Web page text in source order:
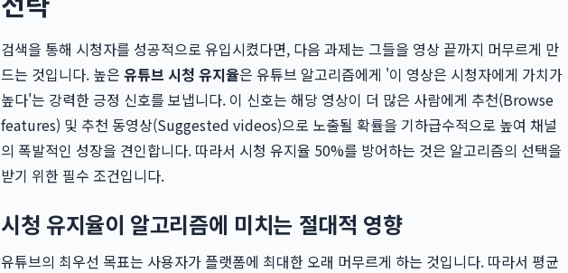
검색을 통해 시청자를 성공적으로 유입시켰다면, 다음 과제는 그들을 영상 끝까지 머무르게 만
드는 것입니다. 높은 유튜브 시청 유지율은 유튜브 알고리즘에게 '이 영상은 시청자에게 가치가
높다'는 강력한 긍정 신호를 보냅니다. 이 신호는 해당 영상이 더 많은 사람에게 추천(Browse
features) 및 추천 동영상(Suggested videos)으로 노출될 확률을 기하급수적으로 높여 채널
의 폭발적인 성장을 견인합니다. 따라서 시청 유지율 50%를 방어하는 것은 알고리즘의 선택을
받기 위한 필수 조건입니다.
시청 유지율이 알고리즘에 미치는 절대적 영향
유튜브의 최우선 목표는 사용자가 플랫폼에 최대한 오래 머무르게 하는 것입니다. 따라서 평균